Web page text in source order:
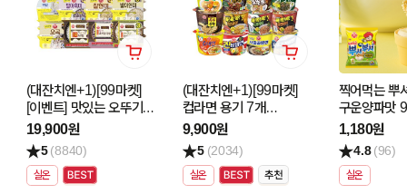
(대잔치엔+1)[99마켓]
[이벤트] 맛있는 오뚜기밥
최대 4입 5개 골라담기
19,900원
5(8840)
실온
(대잔치엔+1)[99마켓]
컵라면 용기 7개
골라담기
9,900원
5 (2034)
실온
찍어먹는 뿌
구운양파맛
1,180원
4.8 (96)
실온